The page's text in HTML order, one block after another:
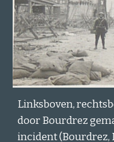
Linksboven,
door Bourdrez
incident (Bourdrez,